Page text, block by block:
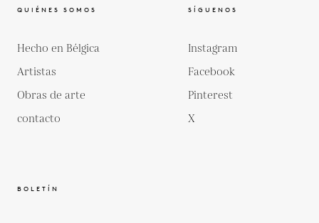
QUIÉNES SOMOS
Hecho en Bélgica
Artistas
Obras de arte
contacto
SÍGUENOS
Instagram
Facebook
Pinterest
X
BOLETÍN